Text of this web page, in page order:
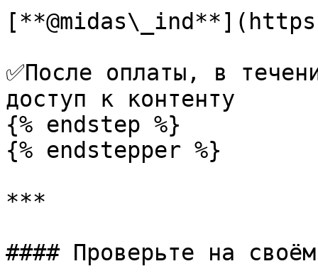
✅После оплаты, в
доступ к контенту
{% endstep %}
{% endstepper %}
***
#### Проверьте на